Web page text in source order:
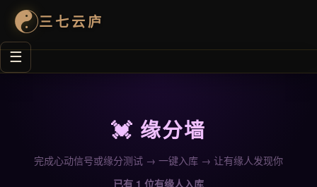
☯三七云庐
☰
首页
命理
风水
💓 缘分墙
完成心动信号或缘分测试 → 一键入库 → 让有缘人发现你
已有 1 位有缘人入库